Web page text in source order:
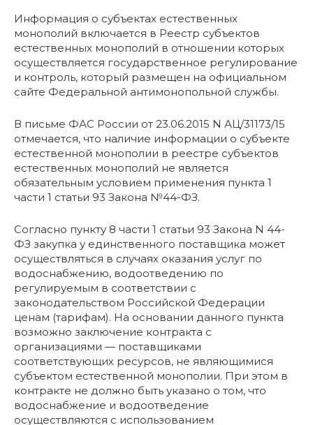
Информация о субъектах естественных
монополий включается в Реестр субъектов
естественных монополий в отношении которых
осуществляется государственное регулирование
и контроль, который размещен на официальном
сайте Федеральной антимонопольной службы.
В письме ФАС России от 23.06.2015 N АЦ/31173/15
отмечается, что наличие информации о субъекте
естественной монополии в реестре субъектов
естественных монополий не является
обязательным условием применения пункта 1
части 1 статьи 93 Закона №44-ФЗ.
Согласно пункту 8 части 1 статьи 93 Закона N 44-
ФЗ закупка у единственного поставщика может
осуществляться в случаях оказания услуг по
водоснабжению, водоотведению по
регулируемым в соответствии с
законодательством Российской Федерации
ценам (тарифам). На основании данного пункта
возможно заключение контракта с
организациями — поставщиками
соответствующих ресурсов, не являющимися
субъектом естественной монополии. При этом в
контракте не должно быть указано о том, что
водоснабжение и водоотведение
осуществляются с использованием